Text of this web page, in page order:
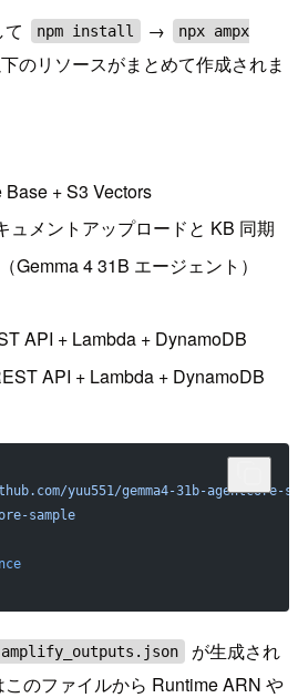
npm install →
npx ampx
のリソースがまとめて作成されま
+ S3 Vectors
ュメントアップロードと KB 同期
Gemma 4 31B エージェント）
API + Lambda + DynamoDB
API + Lambda + DynamoDB
yuu551/gemma4-31b-agentcore-
sample
amplify_outputs.json
が生成され
のファイルから Runtime ARN や